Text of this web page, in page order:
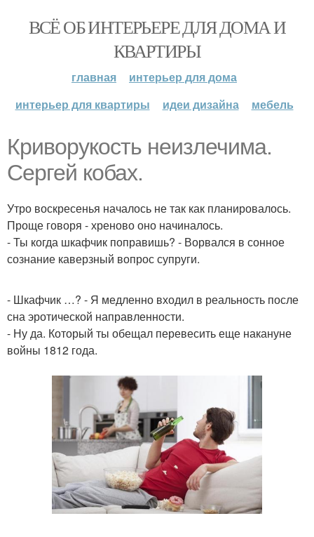
ВСЁ ОБ ИНТЕРЬЕРЕ ДЛЯ ДОМА И
КВАРТИРЫ
главная
интерьер для дома
интерьер для квартиры
идеи дизайна мебель
Криворукость неизлечима.
Сергей кобах.
Утро воскресенья началось не так как планировалось.
Проще говоря - хреново оно начиналось.
- Ты когда шкафчик поправишь? - Ворвался в сонное
сознание каверзный вопрос супруги.
- Шкафчик …? - Я медленно входил в реальность после
сна эротической направленности.
- Ну да. Который ты обещал перевесить еще накануне
войны 1812 года.